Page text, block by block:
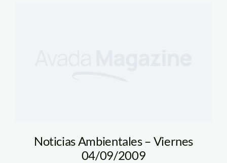
Noticias Ambientales – Viernes
04/09/2009